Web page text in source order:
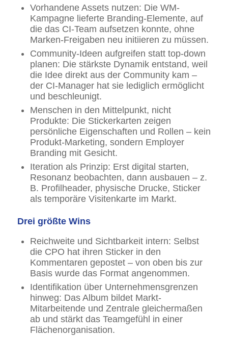
Vorhandene Assets nutzen: Die WM-
Kampagne lieferte Branding-Elemente, auf
die das CI-Team aufsetzen konnte, ohne
Marken-Freigaben neu initiieren zu müssen.
Community-Ideen aufgreifen statt top-down
planen: Die stärkste Dynamik entstand, weil
die Idee direkt aus der Community kam –
der CI-Manager hat sie lediglich ermöglicht
und beschleunigt.
Menschen in den Mittelpunkt, nicht
Produkte: Die Stickerkarten zeigen
persönliche Eigenschaften und Rollen – kein
Produkt-Marketing, sondern Employer
Branding mit Gesicht.
Iteration als Prinzip: Erst digital starten,
Resonanz beobachten, dann ausbauen – z.
B. Profilheader, physische Drucke, Sticker
als temporäre Visitenkarte im Markt.
Drei größte Wins
Reichweite und Sichtbarkeit intern: Selbst
die CPO hat ihren Sticker in den
Kommentaren gepostet – von oben bis zur
Basis wurde das Format angenommen.
Identifikation über Unternehmensgrenzen
hinweg: Das Album bildet Markt-
Mitarbeitende und Zentrale gleichermaßen
ab und stärkt das Teamgefühl in einer
Flächenorganisation.